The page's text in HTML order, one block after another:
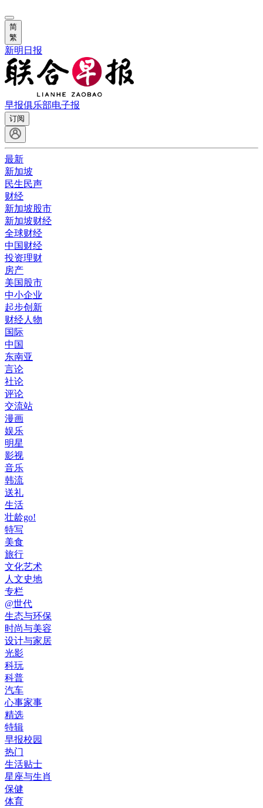
简
繁
新明日报
早报俱乐部电子报
订阅
最新
新加坡
民生民声
财经
新加坡股市
新加坡财经
全球财经
中国财经
投资理财
房产
美国股市
中小企业
起步创新
财经人物
国际
中国
东南亚
言论
社论
评论
交流站
漫画
娱乐
明星
影视
音乐
韩流
送礼
生活
壮龄go!
特写
美食
旅行
文化艺术
人文史地
专栏
@世代
生态与环保
时尚与美容
设计与家居
光影
科玩
科普
汽车
心事家事
精选
特辑
早报校园
热门
生活贴士
星座与生肖
保健
体育